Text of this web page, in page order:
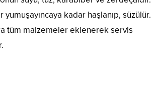
yumuşayıncaya kadar haşlanıp, süzülür.
tüm malzemeler eklenerek servis